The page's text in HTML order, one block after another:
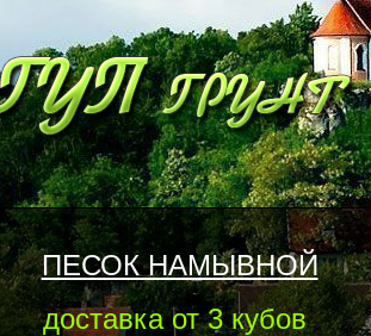
ПЕСОК НАМЫВНОЙ
доставка от 3 кубов